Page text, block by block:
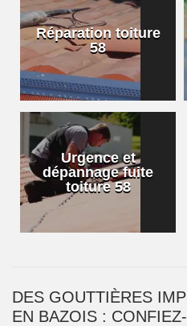
Réparation toiture
58
Urgence et
dépannage fuite
toiture 58
DES GOUTTIÈRES
EN BAZOIS :